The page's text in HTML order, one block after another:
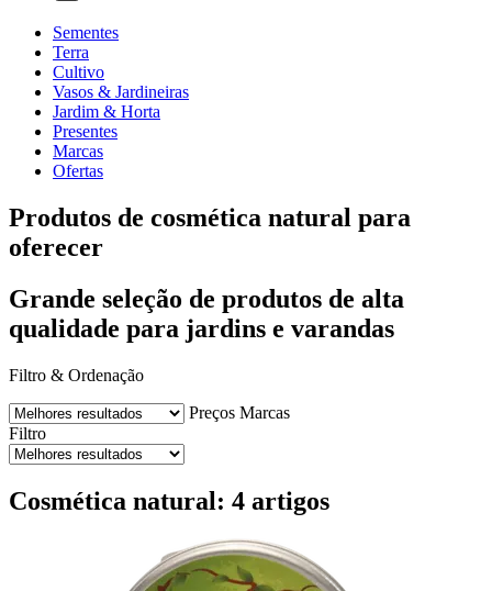
Sementes
Terra
Cultivo
Vasos & Jardineiras
Jardim & Horta
Presentes
Marcas
Ofertas
Produtos de cosmética natural para
oferecer
Grande seleção de produtos de alta
qualidade para jardins e varandas
Filtro & Ordenação
Preços Marcas
Filtro
Cosmética natural: 4 artigos